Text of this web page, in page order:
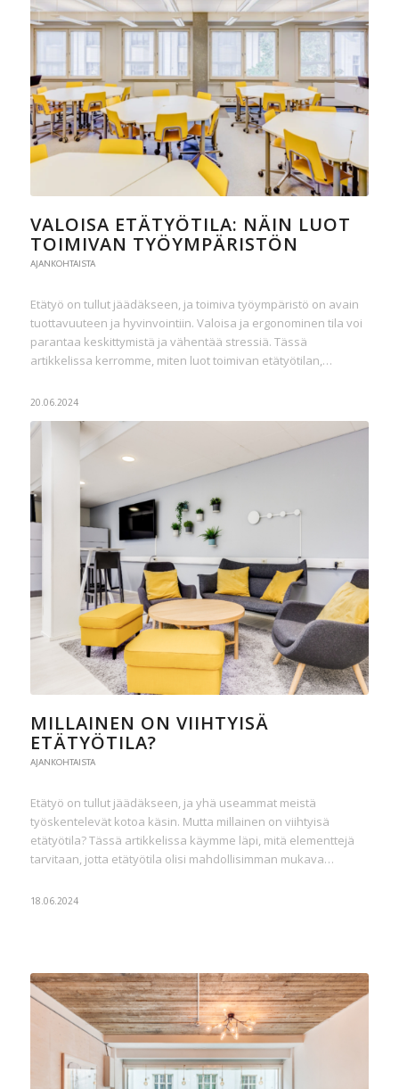
VALOISA ETÄTYÖTILA: NÄIN LUOT
TOIMIVAN TYÖYMPÄRISTÖN
AJANKOHTAISTA
Etätyö on tullut jäädäkseen, ja toimiva työympäristö on avain
tuottavuuteen ja hyvinvointiin. Valoisa ja ergonominen tila voi
parantaa keskittymistä ja vähentää stressiä. Tässä
artikkelissa kerromme, miten luot toimivan etätyötilan,…
20.06.2024
MILLAINEN ON VIIHTYISÄ
ETÄTYÖTILA?
AJANKOHTAISTA
Etätyö on tullut jäädäkseen, ja yhä useammat meistä
työskentelevät kotoa käsin. Mutta millainen on viihtyisä
etätyötila? Tässä artikkelissa käymme läpi, mitä elementtejä
tarvitaan, jotta etätyötila olisi mahdollisimman mukava…
18.06.2024